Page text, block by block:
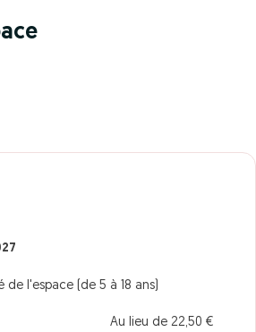
de l'espace (de 5 à 18 ans)
Au lieu de 22,50 €